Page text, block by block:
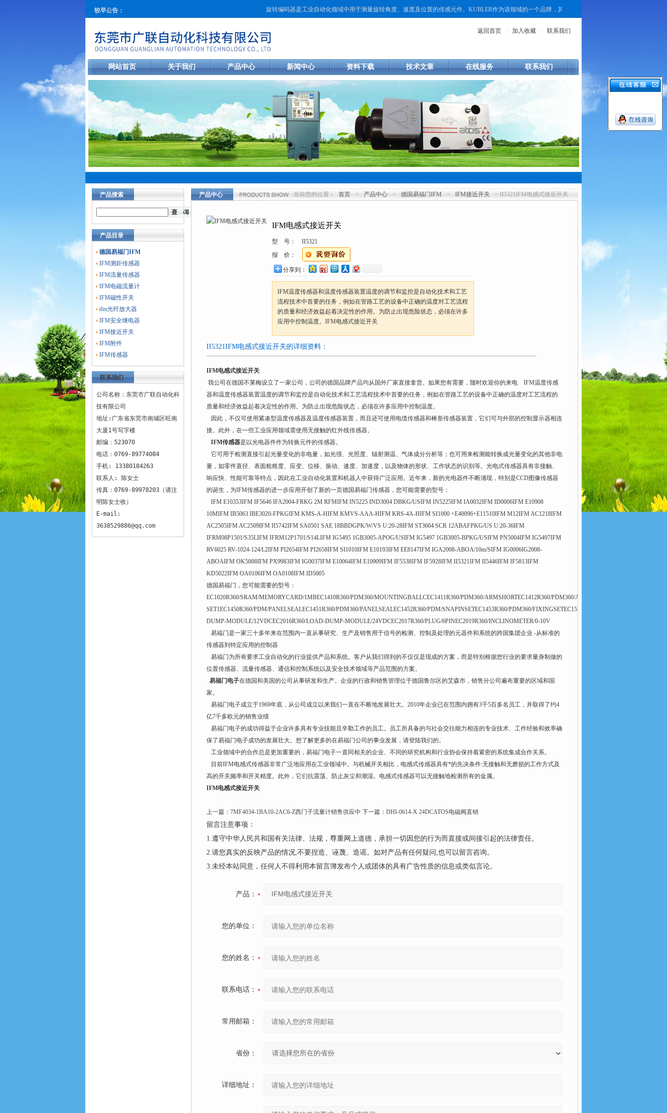
较早公告： 旋转编码器是工业自动化领域中用于测量旋转角度、速度及位置的传感元件。KUBLER作为该领域的一个品牌，其产品线覆盖了增量式、绝对值式以及重
返回首页 加入收藏 联系我们
网站首页 关于我们 产品中心 新闻中心 资料下载 技术文章 在线服务 联系我们
产品搜索
产品目录
德国易福门IFM
IFM测距传感器
IFM流量传感器
IFM电磁流量计
IFM磁性开关
ifm光纤放大器
IFM安全继电器
IFM接近开关
IFM附件
IFM传感器
联系我们
公司名称：东莞市广联自动化科
技有限公司
地址:广东省东莞市南城区旺南
大厦1号写字楼
邮编：523070
电话：0769-89774084
手机: 13380184263
联系人: 陈女士
传真：0769-89978203（请注
明陈女士收）
E-mail:
3638529886@qq.com
产品中心 当前您的位置： 首页 > 产品中心 > 德国易福门IFM > IFM接近开关 > II5321IFM电感式接近开关
IFM电感式接近开关
型 号：
II5321
报 价：
分享到：
IFM温度传感器和温度传感器装置温度的调节和监控是自动化技术和工艺
流程技术中首要的任务，例如在管路工艺的设备中正确的温度对工艺流程
的质量和经济效益起着决定性的作用。为防止出现危险状态，必须在许多
应用中控制温度。IFM电感式接近开关
II5321IFM电感式接近开关的详细资料：
IFM电感式接近开关
我公司在德国不莱梅设立了一家公司，公司的德国品牌产品均从国外厂家直接拿货。如果您有需要，随时欢迎你的来电 IFM温度传感
器和温度传感器装置温度的调节和监控是自动化技术和工艺流程技术中首要的任务，例如在管路工艺的设备中正确的温度对工艺流程的
质量和经济效益起着决定性的作用。为防止出现危险状态，必须在许多应用中控制温度。
因此，不仅可使用紧凑型温度传感器及温度传感器装置，而且还可使用电缆传感器和棒形传感器装置，它们可与外部的控制显示器相连
接。此外，在一些工业应用领域需使用无接触的红外线传感器。
IFM传感器是以光电器件作为转换元件的传感器。
它可用于检测直接引起光量变化的非电量，如光强、光照度、辐射测温、气体成分分析等；也可用来检测能转换成光量变化的其他非电
量，如零件直径、表面粗糙度、应变、位移、振动、速度、加速度，以及物体的形状、工作状态的识别等。光电式传感器具有非接触、
响应快、性能可靠等特点，因此在工业自动化装置和机器人中获得广泛应用。近年来，新的光电器件不断涌现，特别是CCD图像传感器
的诞生，为IFM传感器的进一步应用开创了新的一页德国易福门传感器，您可能需要的型号：
IFM E10353IFM IF5646 IFA2004-FRKG 2M RFMIFM IN5225 IND3004 DBKG/USIFM IN5225IFM IA0032IFM ID0006IFM E10908
10MIFM IB5063 IBE3020-FPKGIFM KMS-A-HIFM KMVS-AAA-HIFM KRS-4A-HIFM SI1000 +E40096+E11510IFM M12IFM AC1218IFM
AC2505IFM AC2509IFM II5742IFM SA0501 SAE 18BBDGPK/W/VS U:20-28IFM ST3604 SCR 12ABAFPKG/US U:20-36IFM
IFRM08P1501/S35LIFM IFRM12P1701/S14LIFM IG5495 1GB3005-APOG/USIFM IG5497 1GB3005-BPKG/USIFM PN5004IFM IG5497IFM
RV6025 RV-1024-124/L2IFM PI2654IFM PI2658IFM SI1010IFM E10193IFM EE8147IFM IGA2008-ABOA/10m/SIFM IG0006IG2008-
ABOAIFM OK5008IFM PX9983IFM IG0037IFM E10064IFM E10909IFM IF5538IFM IF5928IFM II5321IFM II5446IFM IF5813IFM
KD5022IFM OA0106IFM OA0108IFM ID5005
德国易福门，您可能需要的型号：
EC1020R360/SRAM/MEMORYCARD/1MBEC1410R360/PDM360/MOUNTINGBALLCEC1411R360/PDM360/ARMSHORTEC1412R360/PDM360/ARMSTANDARDEC1413R360/
SET1EC1450R360/PDM/PANELSEALEC1451R360/PDM360/PANELSEALEC1452R360/PDM/SNAPINSETEC1453R360/PDM360/FIXINGSETEC1515R360/PLUG/LOWERPART/
DUMP-MODULE/12VDCEC2016R360/LOAD-DUMP-MODULE/24VDCEC2017R360/PLUG/6PINEC2019R360/INCLINOMETER/0-10V
易福门是一家三十多年来在范围内一直从事研究、生产及销售用于信号的检测、控制及处理的元器件和系统的跨国集团企业 -从标准的
传感器到特定应用的控制器
易福门为所有要求工业自动化的行业提供产品和系统。客户从我们得到的不仅仅是现成的方案，而是特别根据您行业的要求量身制做的
位置传感器、流量传感器、通信和控制系统以及安全技术领域等产品范围的方案。
易福门电子在德国和美国的公司从事研发和生产。企业的行政和销售管理位于德国鲁尔区的艾森市，销售分公司遍布重要的区域和国
家。
易福门电子成立于1969年底，从公司成立以来我们一直在不断地发展壮大。2010年企业已在范围内拥有3千5百多名员工，并取得了约4
亿7千多欧元的销售业绩
易福门电子的成功得益于企业许多具有专业技能且辛勤工作的员工。员工所具备的与社会交往能力相连的专业技术、工作经验和效率确
保了易福门电子成功的发展壮大。想了解更多的在易福门公司的事业发展，请登陆我们的。
工业领域中的合作总是更加重要的，易福门电子一直同相关的企业、不同的研究机构和行业协会保持着紧密的系统集成合作关系。
目前IFM电感式传感器非常广泛地应用在工业领域中。与机械开关相比，电感式传感器具有*的先决条件:无接触和无磨损的工作方式及
高的开关频率和开关精度。此外，它们抗震荡、防止灰尘和潮湿。电感式传感器可以无接触地检测所有的金属。
IFM电感式接近开关
上一篇： 7MF4034-1BA10-2AC6-Z西门子流量计销售供应中 下一篇： DHI-0614-X 24DCATOS电磁阀直销
留言注意事项：
1.遵守中华人民共和国有关法律、法规，尊重网上道德，承担一切因您的行为而直接或间接引起的法律责任。
2.请您真实的反映产品的情况,不要捏造、诬蔑、造谣。如对产品有任何疑问,也可以留言咨询。
3.未经本站同意，任何人不得利用本留言簿发布个人或团体的具有广告性质的信息或类似言论。
产品：
您的单位：
您的姓名：
联系电话：
常用邮箱：
省份：
详细地址：